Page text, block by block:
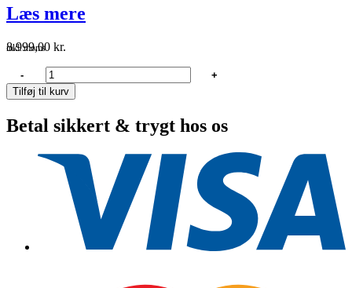
Læs mere
8.999,00 kr.
inkl. moms
1852
presenningsstativ
båd
mast
-
+
Tilføj til kurv
Betal sikkert & trygt hos os